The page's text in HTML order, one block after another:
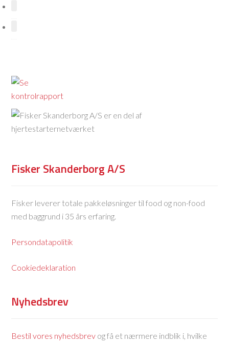
Fisker Skanderborg A/S
Fisker leverer totale pakkeløsninger til food og non-food
med baggrund i 35 års erfaring.
Persondatapolitik
Cookiedeklaration
Nyhedsbrev
Bestil vores nyhedsbrev og få et nærmere indblik i, hvilke